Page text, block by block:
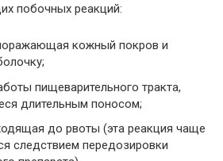
побочных реакций:
кожный покров и
пищеварительного тракта,
длительным поносом;
до рвоты (эта реакция чаще
следствием передозировки